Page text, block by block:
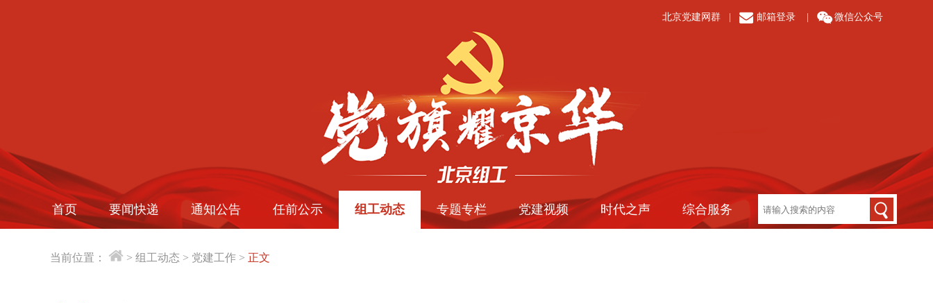
北京党建网群 邮箱登录 微信公众号
首页 要闻快递 通知公告 任前公示 组工动态 专题专栏 党建视频 时代之声 综合服务
当前位置： > 组工动态 > 党建工作 > 正文